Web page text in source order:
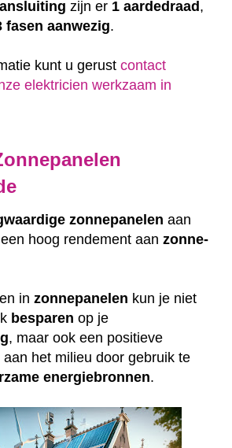
zijn er 1 aardedraad,
fasen aanwezig.
kunt u gerust contact
elektricien werkzaam in
zonnepanelen aan
hoog rendement aan zonne-
in zonnepanelen kun je niet
besparen op je
, maar ook een positieve
het milieu door gebruik te
energiebronnen.